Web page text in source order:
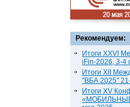
Рекомендуем:
Итоги XXVI
iFin-2026, 3-4
Итоги XII
"ВБА 2025"
Итоги XV